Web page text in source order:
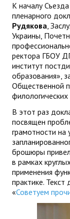
Повышение
КОНТАКТЫ
К началу
пленарного
Рудякова,
Украины,
ректора ГБОУ
институт
образования»,
Общественной
В этот раз
посвящен
грамотности на
брошюры
в рамках
применения
практике.
«Советуем